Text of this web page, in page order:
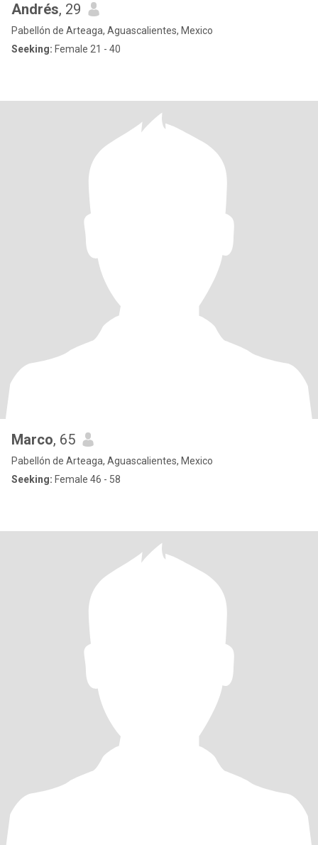
Andrés, 29
Pabellón de Arteaga, Aguascalientes, Mexico
Seeking: Female 21 - 40
Marco, 65
Pabellón de Arteaga, Aguascalientes, Mexico
Seeking: Female 46 - 58